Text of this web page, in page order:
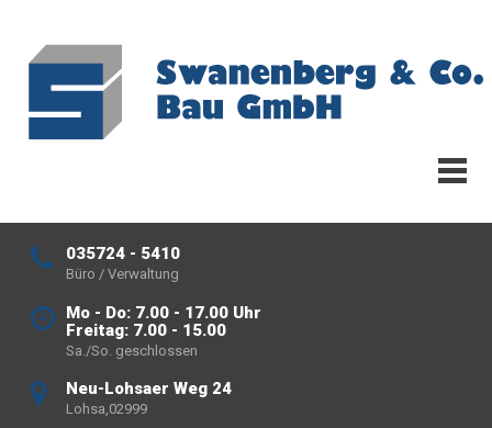
035724 - 5410
Büro / Verwaltung
Mo - Do: 7.00 - 17.00 Uhr
Freitag: 7.00 - 15.00
Sa./So. geschlossen
Neu-Lohsaer Weg 24
Lohsa,02999